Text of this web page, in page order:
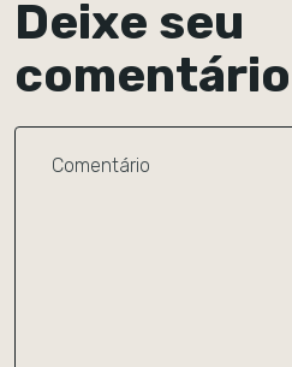
Deixe seu
comentário